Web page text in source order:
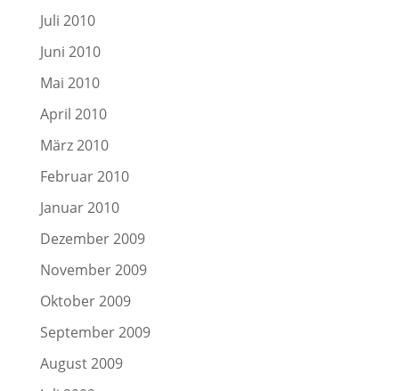
Juli 2010
Juni 2010
Mai 2010
April 2010
März 2010
Februar 2010
Januar 2010
Dezember 2009
November 2009
Oktober 2009
September 2009
August 2009